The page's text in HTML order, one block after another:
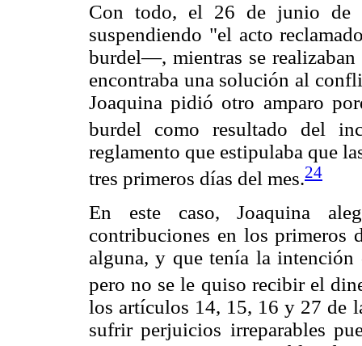
Con todo, el 26 de junio de
suspendiendo "el acto
burdel—, mientras se realizaban
encontraba una solución al
Joaquina pidió otro amparo
burdel como resultado del
reglamento que estipulaba que
tres primeros días del mes.24
En este caso, Joaquina
contribuciones en los primeros
alguna, y que tenía la intención
pero no se le quiso recibir el
los artículos 14, 15, 16 y 27 de
sufrir perjuicios irreparables